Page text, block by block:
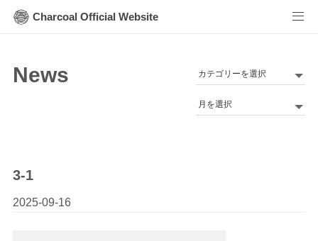
Charcoal Official Website
News
カ
ゴArchives
3-1
2025-09-16